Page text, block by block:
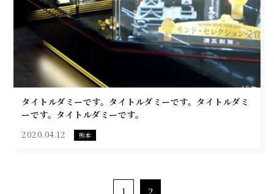
タイトルダミーです。タイトルダミーです。タイトルダミ
ーです。タイトルダミーです。
2020.04.12 熊本
1 2